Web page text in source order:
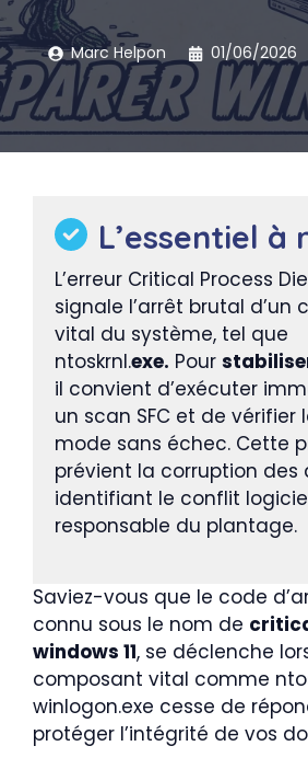
Marc Helpon 01/06/2026
L’essentiel à
L’erreur Critical Process
signale l’arrêt brutal d’un
vital du système, tel que
ntoskrnl.exe. Pour
il convient d’exécuter
un scan SFC et de vérifier
mode sans échec. Cette
prévient la corruption des
identifiant le conflit
responsable du plantage.
Saviez-vous que le code
connu sous le nom de
windows 11, se déclenche
composant vital comme
winlogon.exe cesse de
protéger l’intégrité de vos